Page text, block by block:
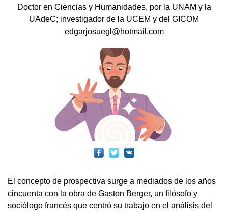
Doctor en Ciencias y Humanidades, por la UNAM y la
UAdeC; investigador de la UCEM y del GICOM
edgarjosuegl@hotmail.com
El concepto de prospectiva surge a mediados de los años
cincuenta con la obra de Gaston Berger, un filósofo y
sociólogo francés que centró su trabajo en el análisis del